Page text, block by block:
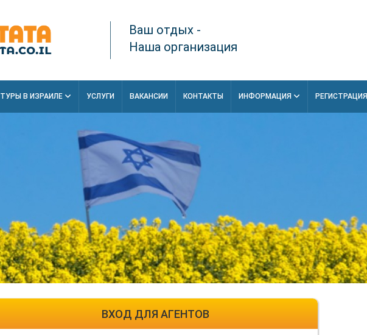
Ваш отдых -
Наша организация
ТУРЫ В ИЗРАИЛЕ УСЛУГИ ВАКАНСИИ КОНТАКТЫ ИНФОРМАЦИЯ РЕГИСТРАЦИЯ
ВХОД ДЛЯ АГЕНТОВ